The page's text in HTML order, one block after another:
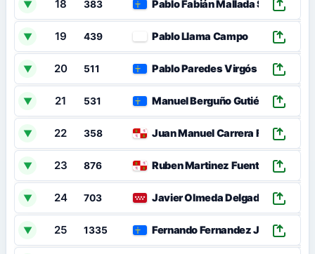
▼ 18 383 Pablo Fabián Mallada Sánchez
▼ 19 439 Pablo Llama Campo
▼ 20 511 Pablo Paredes Virgós
▼ 21 531 Manuel Berguño Gutiérrez
▼ 22 358 Juan Manuel Carrera Fernández
▼ 23 876 Ruben Martinez Fuente
▼ 24 703 Javier Olmeda Delgado
▼ 25 1335 Fernando Fernandez Junquera